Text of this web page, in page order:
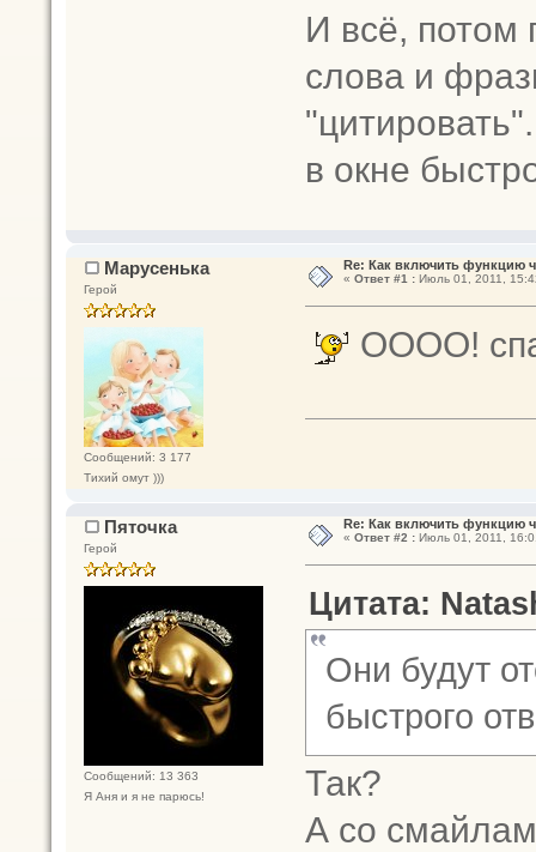
И всё, потом
слова и
в окне
Марусенька
Герой
Сообщений: 3 177
Тихий омут )))
Re: Как включить функцию
« Ответ #1 :Июль 01, 2011,
ОООО!
Пяточка
Герой
Сообщений: 13 363
Я Аня и я не парюсь!
Re: Как включить функцию
« Ответ #2 :Июль 01, 2011,
Цитата:
Они будут
быстрого
Так?
А со